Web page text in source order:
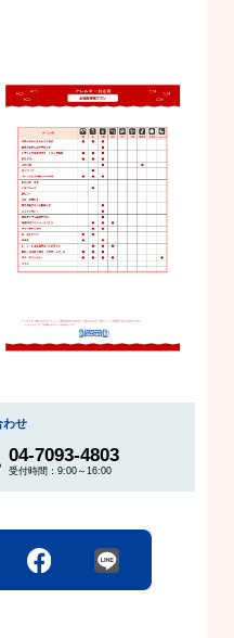
わせ
04-7093-4803
受付時間：9:00～16:00